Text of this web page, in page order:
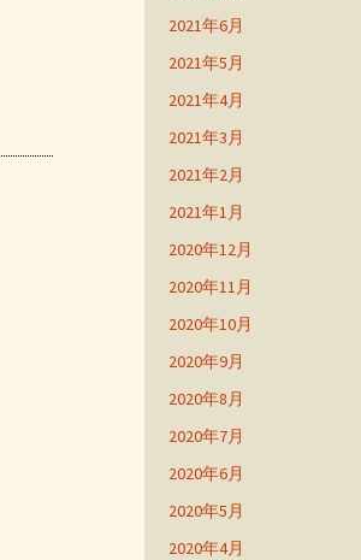
2021年6月
2021年5月
2021年4月
2021年3月
2021年2月
2021年1月
2020年12月
2020年11月
2020年10月
2020年9月
2020年8月
2020年7月
2020年6月
2020年5月
2020年4月